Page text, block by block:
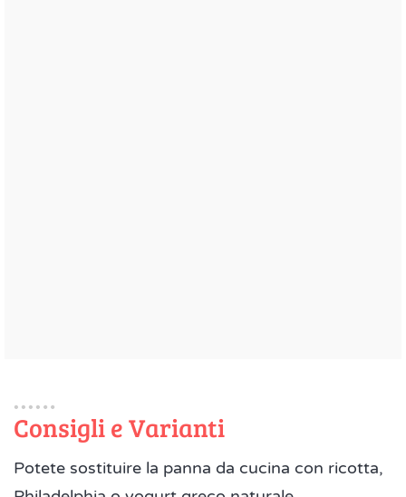
Consigli e Varianti
Potete sostituire la panna da cucina con ricotta,